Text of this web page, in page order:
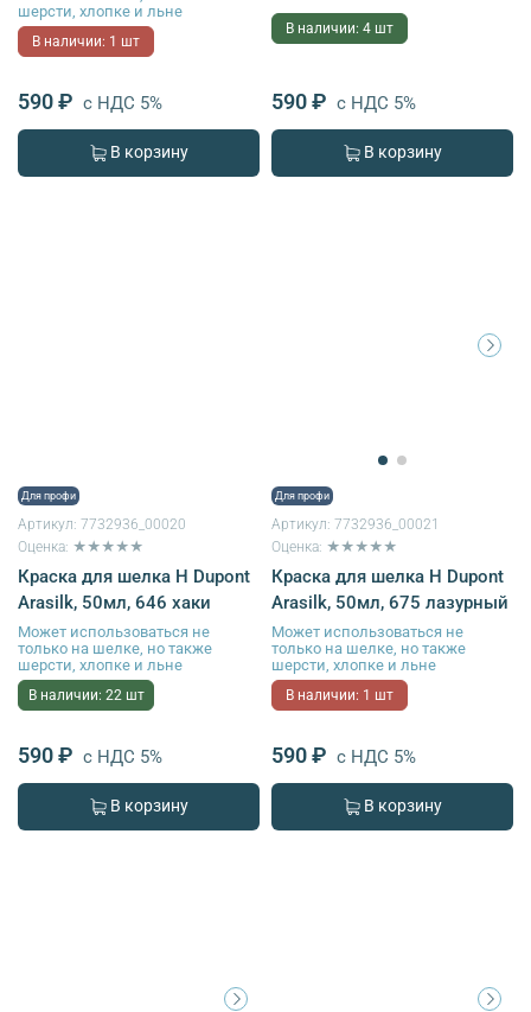
шерсти, хлопке и льне
В наличии: 1 шт
590 ₽ с НДС 5%
В корзину
В наличии: 4 шт
590 ₽ с НДС 5%
В корзину
Для профи
Артикул: 7732936_00020
Оценка: ★★★★★
Краска для шелка H Dupont
Arasilk, 50мл, 646 хаки
Может использоваться не
только на шелке, но также
шерсти, хлопке и льне
В наличии: 22 шт
590 ₽ с НДС 5%
В корзину
Для профи
Артикул: 7732936_00021
Оценка: ★★★★★
Краска для шелка H Dupont
Arasilk, 50мл, 675 лазурный
Может использоваться не
только на шелке, но также
шерсти, хлопке и льне
В наличии: 1 шт
590 ₽ с НДС 5%
В корзину